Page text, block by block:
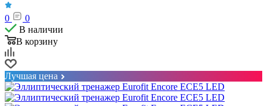
0
0
В наличии
В корзину
Лучшая цена